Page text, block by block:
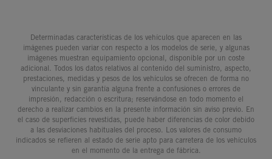
Determinadas características de los vehículos que aparecen en las
imágenes pueden variar con respecto a los modelos de serie, y algunas
imágenes muestran equipamiento opcional, disponible por un coste
adicional. Todos los datos relativos al contenido del suministro, aspecto,
prestaciones, medidas y pesos de los vehículos se ofrecen de forma no
vinculante y sin garantía alguna frente a confusiones o errores de
impresión, redacción o escritura; reservándose en todo momento el
derecho a realizar cambios en la presente información sin aviso previo. En
el caso de superficies revestidas, puede haber diferencias de color debido
a las desviaciones habituales del proceso. Los valores de consumo
indicados se refieren al estado de serie apto para carretera de los vehículos
en el momento de la entrega de fábrica.